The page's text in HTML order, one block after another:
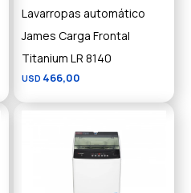
Lavarropas automático
James Carga Frontal
Titanium LR 8140
USD 466,00